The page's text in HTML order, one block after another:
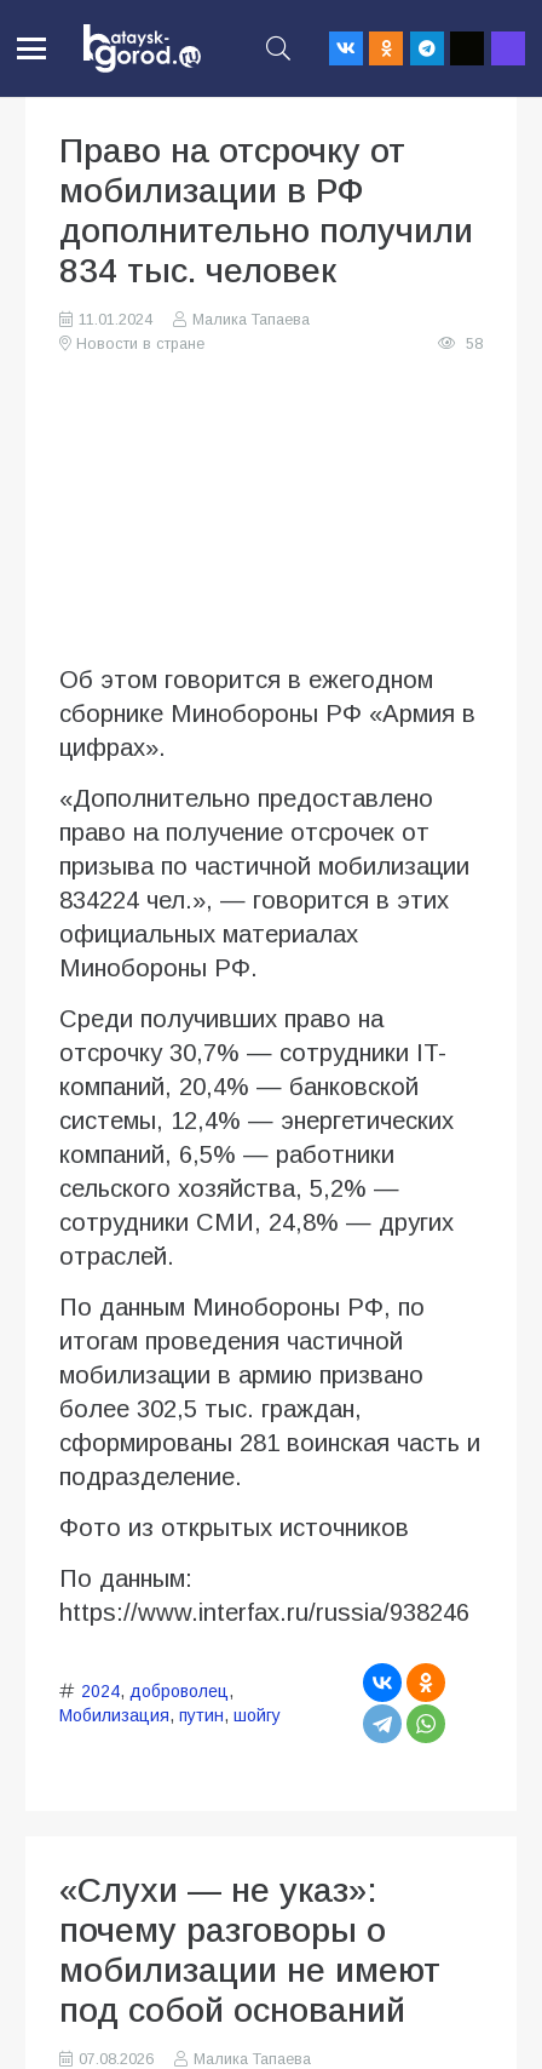
Право на отсрочку от
мобилизации в РФ
дополнительно получили
834 тыс. человек
11.01.2024
Малика Тапаева
Новости в стране
58
Об этом говорится в ежегодном
сборнике Минобороны РФ «Армия в
цифрах».
«Дополнительно предоставлено
право на получение отсрочек от
призыва по частичной мобилизации
834224 чел.», — говорится в этих
официальных материалах
Минобороны РФ.
Среди получивших право на
отсрочку 30,7% — сотрудники IT-
компаний, 20,4% — банковской
системы, 12,4% — энергетических
компаний, 6,5% — работники
сельского хозяйства, 5,2% —
сотрудники СМИ, 24,8% — других
отраслей.
По данным Минобороны РФ, по
итогам проведения частичной
мобилизации в армию призвано
более 302,5 тыс. граждан,
сформированы 281 воинская часть и
подразделение.
Фото из открытых источников
По данным:
https://www.interfax.ru/russia/938246
2024, доброволец ,
Мобилизация, путин, шойгу
«Слухи — не указ»:
почему разговоры о
мобилизации не имеют
под собой оснований
07.08.2026
Малика Тапаева